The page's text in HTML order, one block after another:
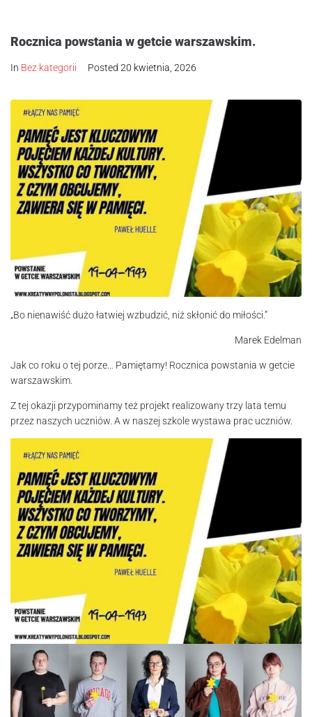
Rocznica powstania w getcie warszawskim.
In Bez kategorii Posted 20 kwietnia, 2026
„Bo nienawiść dużo łatwiej wzbudzić, niż skłonić do miłości.”
Marek Edelman
Jak co roku o tej porze… Pamiętamy! Rocznica powstania w getcie
warszawskim.
Z tej okazji przypominamy też projekt realizowany trzy lata temu
przez naszych uczniów. A w naszej szkole wystawa prac uczniów.